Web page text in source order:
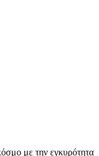
με την εγκυρότητα